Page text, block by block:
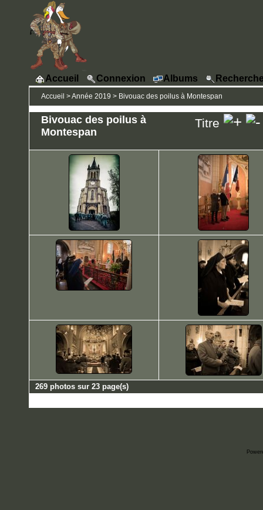
Accueil Connexion Albums
Accueil >Année 2019 > Bivouac des poilus à Montespan
Bivouac des poilus à
Montespan
Titre
269 photos sur 23 page(s)